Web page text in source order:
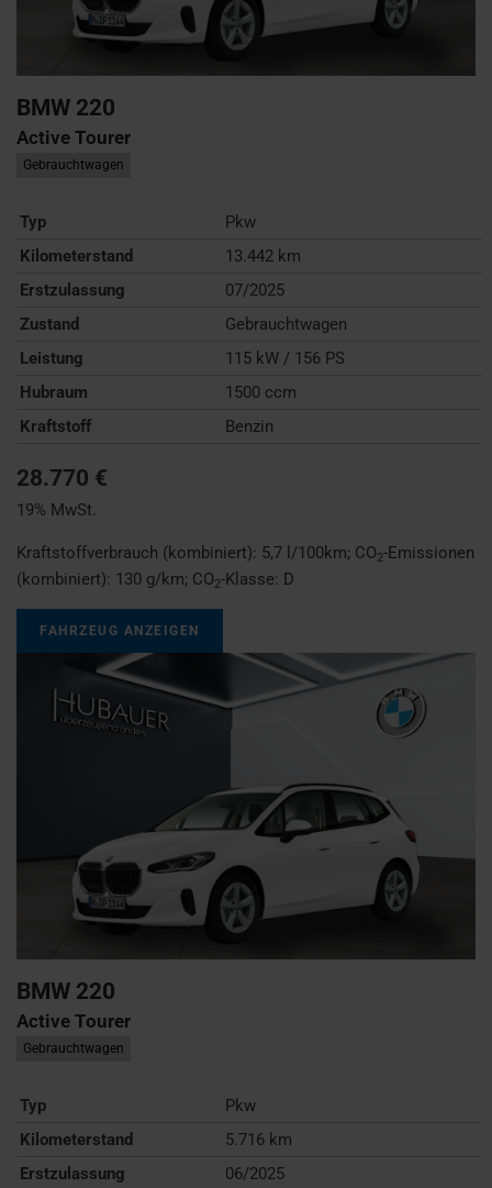
BMW 220
Active Tourer
Gebrauchtwagen
Typ
Pkw
Kilometerstand
13.442 km
Erstzulassung
07/2025
Zustand
Gebrauchtwagen
Leistung
115 kW / 156 PS
Hubraum
1500 ccm
Kraftstoff
Benzin
28.770 €
19% MwSt.
Kraftstoffverbrauch (kombiniert): 5,7 l/100km; CO2-Emissionen
(kombiniert): 130 g/km; CO2-Klasse: D
FAHRZEUG ANZEIGEN
BMW 220
Active Tourer
Gebrauchtwagen
Typ
Pkw
Kilometerstand
5.716 km
Erstzulassung
06/2025